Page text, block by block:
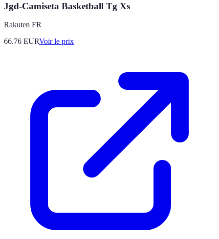
Jgd-Camiseta Basketball Tg Xs
Rakuten FR
66.76 EURVoir le prix